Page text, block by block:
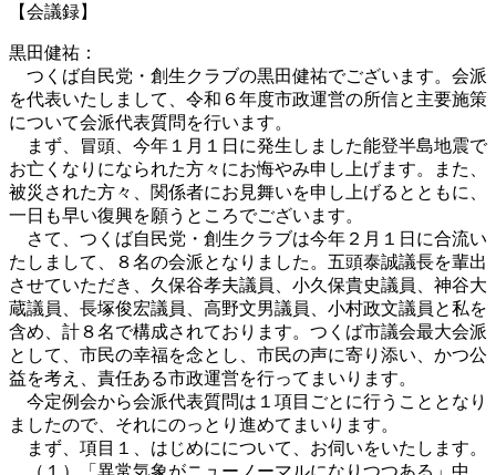
【会議録】
黒田健祐：
つくば自民党・創生クラブの黒田健祐でございます。会派
を代表いたしまして、令和６年度市政運営の所信と主要施策
について会派代表質問を行います。
まず、冒頭、今年１月１日に発生しました能登半島地震で
お亡くなりになられた方々にお悔やみ申し上げます。また、
被災された方々、関係者にお見舞いを申し上げるとともに、
一日も早い復興を願うところでございます。
さて、つくば自民党・創生クラブは今年２月１日に合流い
たしまして、８名の会派となりました。五頭泰誠議長を輩出
させていただき、久保谷孝夫議員、小久保貴史議員、神谷大
蔵議員、長塚俊宏議員、高野文男議員、小村政文議員と私を
含め、計８名で構成されております。つくば市議会最大会派
として、市民の幸福を念とし、市民の声に寄り添い、かつ公
益を考え、責任ある市政運営を行ってまいります。
今定例会から会派代表質問は１項目ごとに行うこととなり
ましたので、それにのっとり進めてまいります。
まず、項目１、はじめにについて、お伺いをいたします。
（１）「異常気象がニューノーマルになりつつある」中、